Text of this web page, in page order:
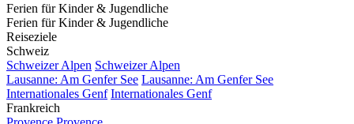
Ferien für Kinder & Jugendliche
Ferien für Kinder & Jugendliche
Reiseziele
Schweiz
Schweizer Alpen Schweizer Alpen
Lausanne: Am Genfer See Lausanne: Am Genfer See
Internationales Genf Internationales Genf
Frankreich